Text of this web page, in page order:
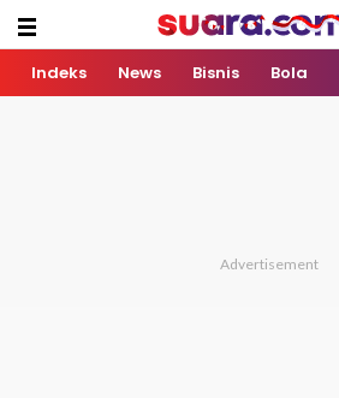
Indeks News Bisnis Bola